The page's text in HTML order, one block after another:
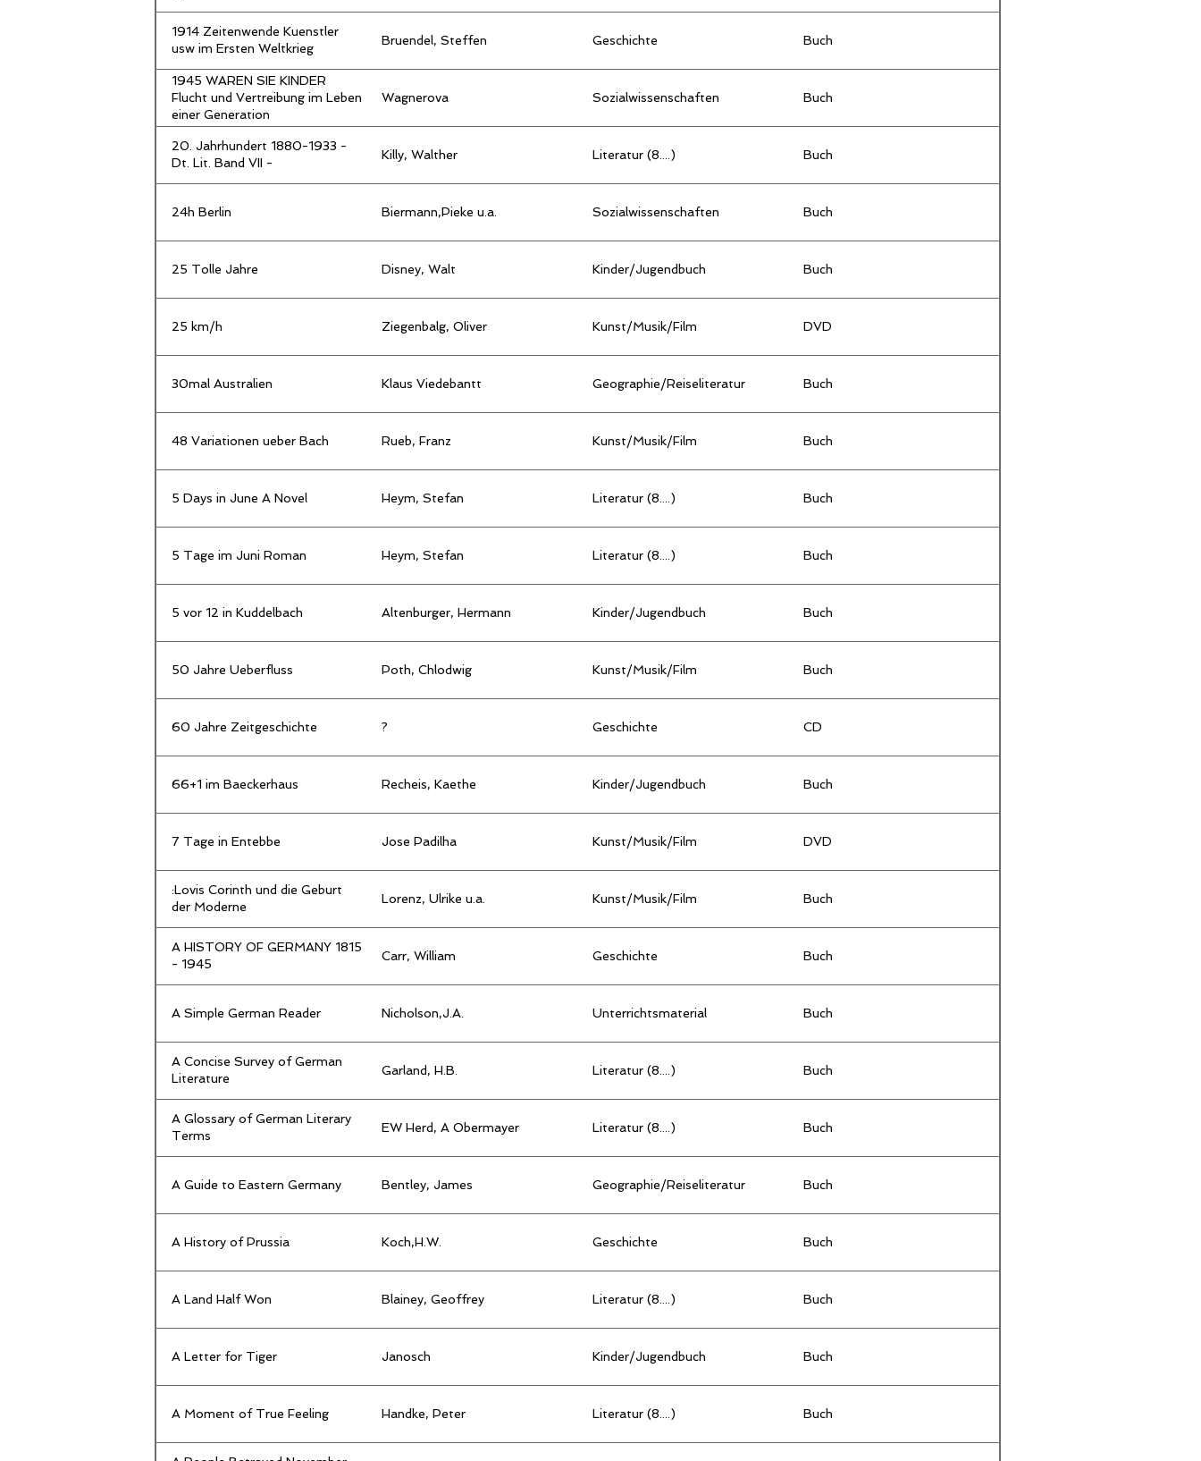
1914 Zeitenwende Kuenstler
usw im Ersten Weltkrieg
Bruendel, Steffen Geschichte Buch
1945 WAREN SIE KINDER
Flucht und Vertreibung im Leben
einer Generation
Wagnerova Sozialwissenschaften Buch
20. Jahrhundert 1880-1933 -
Dt. Lit. Band VII -
Killy, Walther Literatur (8....) Buch
24h Berlin Biermann,Pieke u.a. Sozialwissenschaften Buch
25 Tolle Jahre Disney, Walt Kinder/Jugendbuch Buch
25 km/h Ziegenbalg, Oliver Kunst/Musik/Film DVD
30mal Australien Klaus Viedebantt Geographie/Reiseliteratur Buch
48 Variationen ueber Bach Rueb, Franz Kunst/Musik/Film Buch
5 Days in June A Novel Heym, Stefan Literatur (8....) Buch
5 Tage im Juni Roman Heym, Stefan Literatur (8....) Buch
5 vor 12 in Kuddelbach Altenburger, Hermann Kinder/Jugendbuch Buch
50 Jahre Ueberfluss Poth, Chlodwig Kunst/Musik/Film Buch
60 Jahre Zeitgeschichte ? Geschichte CD
66+1 im Baeckerhaus Recheis, Kaethe Kinder/Jugendbuch Buch
7 Tage in Entebbe Jose Padilha Kunst/Musik/Film DVD
:Lovis Corinth und die Geburt
der Moderne
Lorenz, Ulrike u.a. Kunst/Musik/Film Buch
A HISTORY OF GERMANY 1815
- 1945
Carr, William Geschichte Buch
A Simple German Reader Nicholson,J.A. Unterrichtsmaterial Buch
A Concise Survey of German
Literature
Garland, H.B. Literatur (8....) Buch
A Glossary of German Literary
Terms
EW Herd, A Obermayer Literatur (8....) Buch
A Guide to Eastern Germany Bentley, James Geographie/Reiseliteratur Buch
A History of Prussia Koch,H.W. Geschichte Buch
A Land Half Won Blainey, Geoffrey Literatur (8....) Buch
A Letter for Tiger Janosch Kinder/Jugendbuch Buch
A Moment of True Feeling Handke, Peter Literatur (8....) Buch